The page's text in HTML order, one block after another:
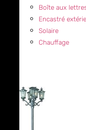
Boîte aux
Encastré
Solaire
Chauffage